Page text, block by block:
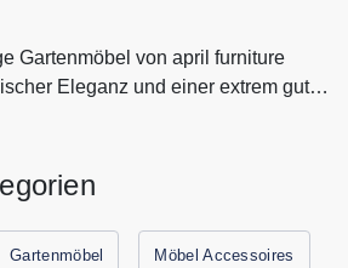
Gartenmöbel von april furniture
Eleganz und einer extrem guten
Gartenmöbel von april furniture
Qualität, die keine Wünsche offen
die Möbel zu Hause
Gartenmöbel Möbel Accessoires